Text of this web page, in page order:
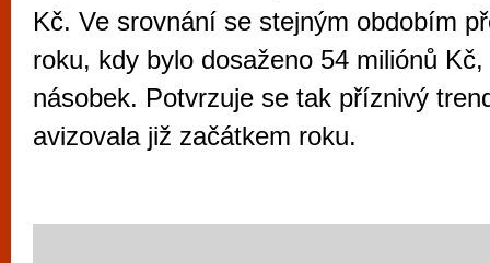
Kč. Ve srovnání se stejným obdobím
roku, kdy bylo dosaženo 54 miliónů
násobek. Potvrzuje se tak příznivý
avizovala již začátkem roku.
vyzkoušet různé kasinové hry. V
metropoli naleznete širokou nabídku her
po moderní automaty jak pro pravidelné
příležitostné hráče. V...